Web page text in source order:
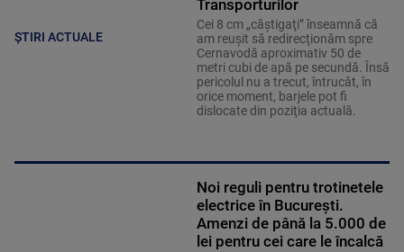
ȘTIRI ACTUALE
Transporturilor
Cei 8 cm „câştigaţi” înseamnă că
am reuşit să redirecţionăm spre
Cernavodă aproximativ 50 de
metri cubi de apă pe secundă. Însă
pericolul nu a trecut, întrucât, în
orice moment, barjele pot fi
dislocate din poziţia actuală.
Noi reguli pentru trotinetele
electrice în București.
Amenzi de până la 5.000 de
lei pentru cei care le încalcă